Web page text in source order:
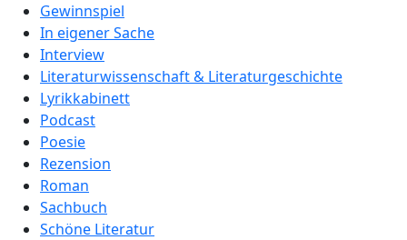
Gewinnspiel
In eigener Sache
Interview
Literaturwissenschaft & Literaturgeschichte
Lyrikkabinett
Podcast
Poesie
Rezension
Roman
Sachbuch
Schöne Literatur